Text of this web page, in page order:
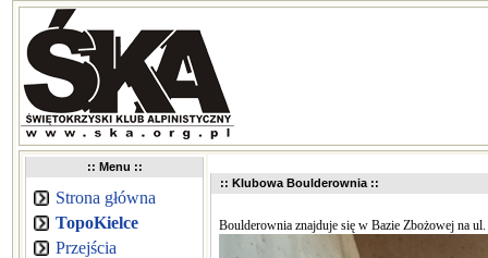
:: Menu ::
Strona główna
TopoKielce
Przejścia
:: Klubowa Boulderownia ::
Boulderownia znajduje się w Bazie Zbożowej na